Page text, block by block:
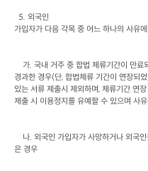
  5.
외국인
가입자가 다음 각목 중 어느 하나의 사유
가. 국내 거주 중 합법 체류기간이 만료
경과한 경우(단, 합법체류 기간이 연장되
있는 서류 제출시 제외하며, 체류기간 연
제출 시 이용정지를 유예할 수 있으며 사
나. 외국인 가입자가 사망하거나 외국
은 경우